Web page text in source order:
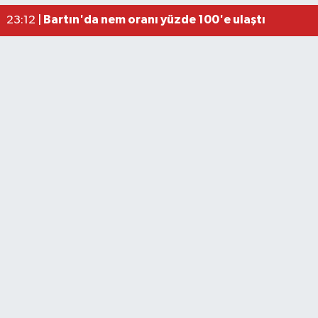
23:12 |
Bartın'da nem oranı yüzde 100'e ulaştı